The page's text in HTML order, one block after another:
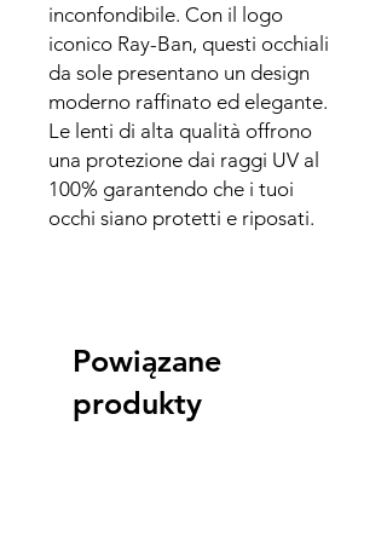
inconfondibile. Con il logo
iconico Ray-Ban, questi occhiali
da sole presentano un design
moderno raffinato ed elegante.
Le lenti di alta qualità offrono
una protezione dai raggi UV al
100% garantendo che i tuoi
occhi siano protetti e riposati.
Powiązane
produkty